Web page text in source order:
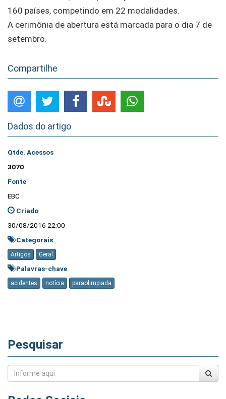
160 países, competindo em 22 modalidades.
A cerimônia de abertura está marcada para o dia 7 de
setembro.
Compartilhe
Dados do artigo
Qtde. Acessos
3070
Fonte
EBC
Criado
30/08/2016 22:00
Categorais
Artigos Geral
Palavras-chave
acidentes notícia paraolimpiada
Pesquisar